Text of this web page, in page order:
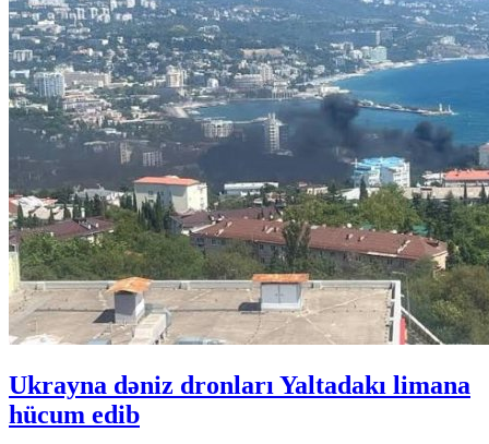
Ukrayna dəniz dronları Yaltadakı limana
hücum edib